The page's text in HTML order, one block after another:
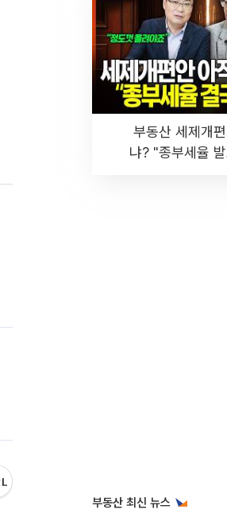
부동산 세제개
냐? "종부세율
부동산 최신 뉴스